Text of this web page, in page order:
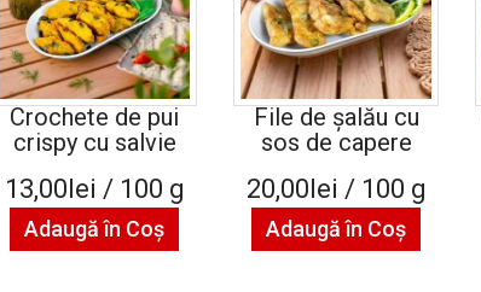
Crochete de pui
crispy cu salvie
13,00lei / 100 g
Adaugă în Coş
File de șalău cu
sos de capere
20,00lei / 100 g
Adaugă în Coş